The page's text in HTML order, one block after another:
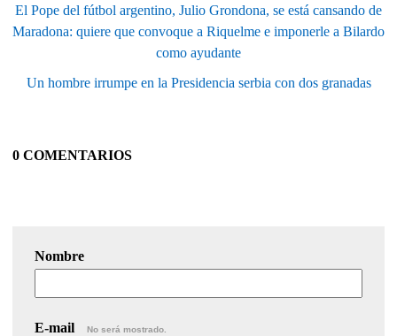
El Pope del fútbol argentino, Julio Grondona, se está cansando de
Maradona: quiere que convoque a Riquelme e imponerle a Bilardo
como ayudante
Un hombre irrumpe en la Presidencia serbia con dos granadas
0 COMENTARIOS
Nombre
E-mail No será mostrado.